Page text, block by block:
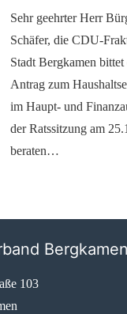
Sehr geehrter Herr
Schäfer, die CDU-
Stadt Bergkamen
Antrag zum
im Haupt- und
der Ratssitzung am
beraten…
Bergkamen
103